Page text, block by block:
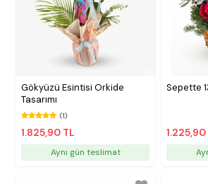
Gökyüzü Esintisi Orkide
Tasarımı
(1)
1.825,90 TL
Aynı gün teslimat
Sepette
1.225,90